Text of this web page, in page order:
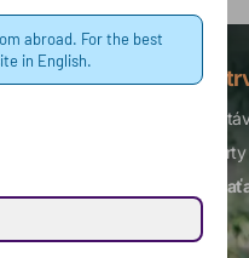
cieľom
abroad. For the best
in English.